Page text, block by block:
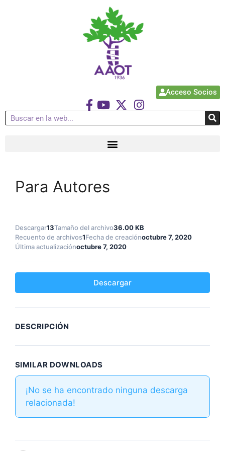
Acceso Socios
Para Autores
Descargar13Tamaño del archivo36.00 KB
Recuento de archivos1Fecha de creaciónoctubre 7, 2020
Última actualizaciónoctubre 7, 2020
Descargar
DESCRIPCIÓN
SIMILAR DOWNLOADS
¡No se ha encontrado ninguna descarga
relacionada!